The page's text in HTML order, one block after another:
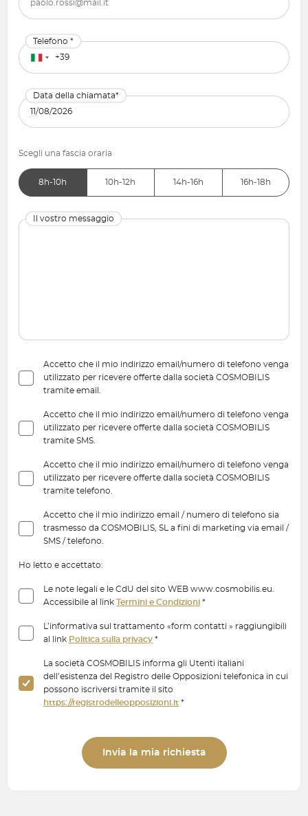
Telefono *
Data della chiamata*
Scegli una fascia oraria
8h-10h 10h-12h 14h-16h 16h-18h
Il vostro messaggio
Accetto che il mio indirizzo email/numero di telefono venga
utilizzato per ricevere offerte dalla società COSMOBILIS
tramite email.
Accetto che il mio indirizzo email/numero di telefono venga
utilizzato per ricevere offerte dalla società COSMOBILIS
tramite SMS.
Accetto che il mio indirizzo email/numero di telefono venga
utilizzato per ricevere offerte dalla società COSMOBILIS
tramite telefono.
Accetto che il mio indirizzo email / numero di telefono sia
trasmesso da COSMOBILIS, SL a fini di marketing via email /
SMS / telefono.
Ho letto e accettato:
Le note legali e le CdU del sito WEB www.cosmobilis.eu.
Accessibile al link Termini e Condizioni *
L’informativa sul trattamento «form contatti » raggiungibili
al link Politica sulla privacy *
La società COSMOBILIS informa gli Utenti italiani
dell’esistenza del Registro delle Opposizioni telefonica in cui
possono iscriversi tramite il sito
https://registrodelleopposizioni.it *
Invia la mia richiesta